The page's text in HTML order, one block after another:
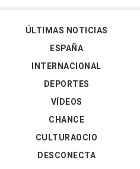
ÚLTIMAS NOTICIAS
ESPAÑA
INTERNACIONAL
DEPORTES
VÍDEOS
CHANCE
CULTURAOCIO
DESCONECTA